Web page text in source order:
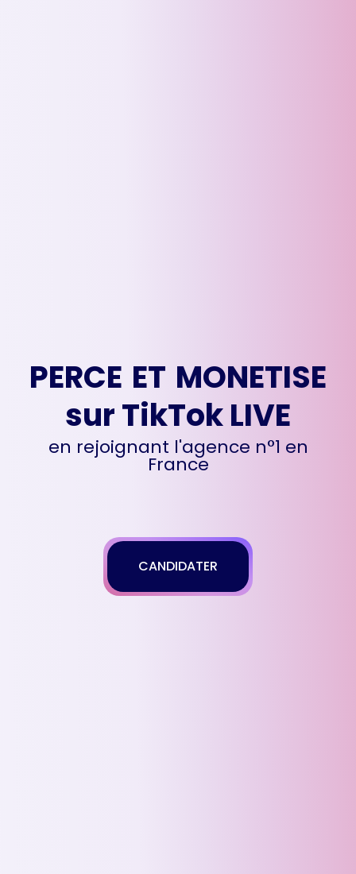
PERCE ET MONETISE
sur TikTok LIVE
en rejoignant l'agence n°1 en
France
CANDIDATER